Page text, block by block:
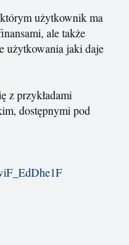
użytkownik ma
ale także
użytkowania jaki daje
z przykładami
dostępnymi pod